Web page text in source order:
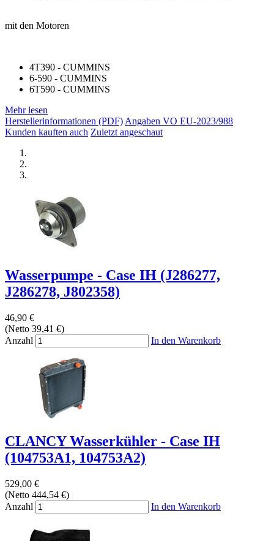
mit den Motoren
4T390 - CUMMINS
6-590 - CUMMINS
6T590 - CUMMINS
Mehr lesen
Herstellerinformationen (PDF)Angaben VO EU-2023/988
Kunden kauften auch Zuletzt angeschaut
Wasserpumpe - Case IH (J286277,
J286278, J802358)
46,90 €
(Netto 39,41 €)
Anzahl
In den Warenkorb
CLANCY Wasserkühler - Case IH
(104753A1, 104753A2)
529,00 €
(Netto 444,54 €)
Anzahl
In den Warenkorb